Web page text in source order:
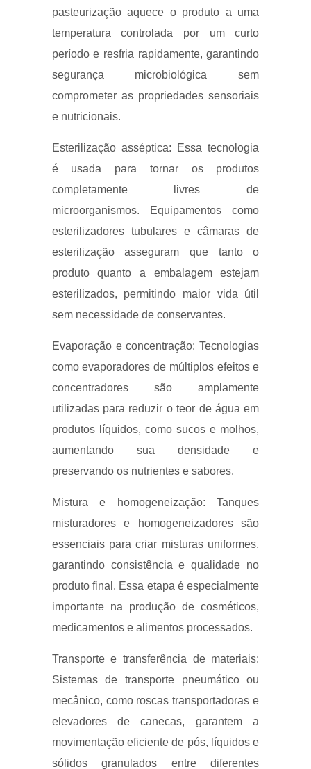
pasteurização aquece o produto a uma
temperatura controlada por um curto
período e resfria rapidamente, garantindo
segurança microbiológica sem
comprometer as propriedades sensoriais
e nutricionais.
Esterilização asséptica: Essa tecnologia
é usada para tornar os produtos
completamente livres de
microorganismos. Equipamentos como
esterilizadores tubulares e câmaras de
esterilização asseguram que tanto o
produto quanto a embalagem estejam
esterilizados, permitindo maior vida útil
sem necessidade de conservantes.
Evaporação e concentração: Tecnologias
como evaporadores de múltiplos efeitos e
concentradores são amplamente
utilizadas para reduzir o teor de água em
produtos líquidos, como sucos e molhos,
aumentando sua densidade e
preservando os nutrientes e sabores.
Mistura e homogeneização: Tanques
misturadores e homogeneizadores são
essenciais para criar misturas uniformes,
garantindo consistência e qualidade no
produto final. Essa etapa é especialmente
importante na produção de cosméticos,
medicamentos e alimentos processados.
Transporte e transferência de materiais:
Sistemas de transporte pneumático ou
mecânico, como roscas transportadoras e
elevadores de canecas, garantem a
movimentação eficiente de pós, líquidos e
sólidos granulados entre diferentes